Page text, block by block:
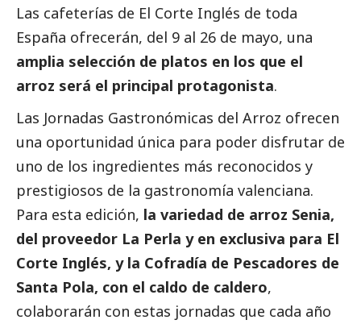
Las cafeterías de El Corte Inglés de toda
España ofrecerán, del 9 al 26 de mayo, una
amplia selección de platos en los que el
arroz será el principal protagonista.
Las Jornadas Gastronómicas del Arroz ofrecen
una oportunidad única para poder disfrutar de
uno de los ingredientes más reconocidos y
prestigiosos de la gastronomía valenciana.
Para esta edición, la variedad de arroz Senia,
del proveedor La Perla y en exclusiva para El
Corte Inglés, y la Cofradía de Pescadores de
Santa Pola, con el caldo de caldero,
colaborarán con estas jornadas que cada año